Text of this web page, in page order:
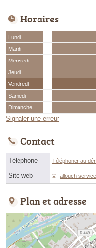
Horaires
Lundi
Mardi
Mercredi
Jeudi
Vendredi
Samedi
Dimanche
Signaler une erreur
Contact
Téléphone Téléphoner au
Site web allouch-
Plan et adresse